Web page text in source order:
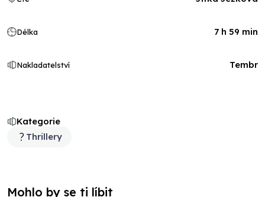
Kategorie
Thrillery
Délka 7 h 59 min
Nakladatelství Tembr
Mohlo by se ti líbit